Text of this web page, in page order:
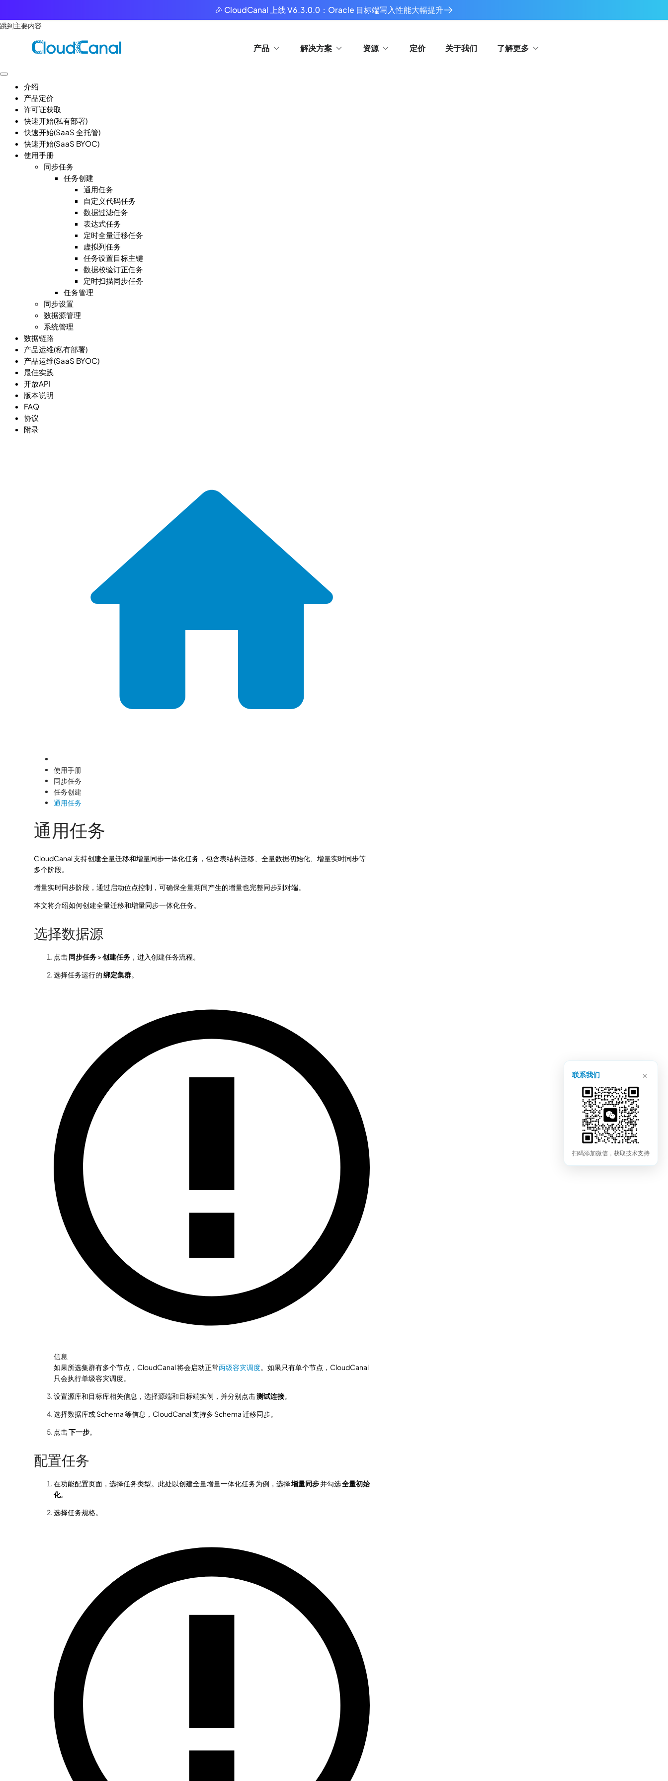
🎉 CloudCanal 上线 V6.3.0.0：Oracle 目标端写入性能大幅提升
跳到主要内容
产品 解决方案 资源 定价 关于我们 了解更多
介绍
产品定价
许可证获取
快速开始(私有部署)
快速开始(SaaS 全托管)
快速开始(SaaS BYOC)
使用手册
同步任务
任务创建
通用任务
自定义代码任务
数据过滤任务
表达式任务
定时全量迁移任务
虚拟列任务
任务设置目标主键
数据校验订正任务
定时扫描同步任务
任务管理
同步设置
数据源管理
系统管理
数据链路
产品运维(私有部署)
产品运维(SaaS BYOC)
最佳实践
开放API
版本说明
FAQ
协议
附录
使用手册
同步任务
任务创建
通用任务
通用任务
CloudCanal 支持创建全量迁移和增量同步一体化任务，包含表结构迁移、全量数据初始化、增量实时同步等
多个阶段。
增量实时同步阶段，通过启动位点控制，可确保全量期间产生的增量也完整同步到对端。
本文将介绍如何创建全量迁移和增量同步一体化任务。
选择数据源
点击同步任务>创建任务 ，进入创建任务流程。
选择任务运行的绑定集群。
信息
如果所选集群有多个节点，CloudCanal 将会启动正常两级容灾调度。如果只有单个节点，CloudCanal
只会执行单级容灾调度。
设置源库和目标库相关信息，选择源端和目标端实例，并分别点击测试连接。
选择数据库或 Schema 等信息，CloudCanal 支持多 Schema 迁移同步。
点击下一步。
配置任务
在功能配置页面，选择任务类型。此处以创建全量增量一体化任务为例，选择增量同步并勾选全量初始
化。
选择任务规格。
联系我们 ×
扫码添加微信，获取技术支持